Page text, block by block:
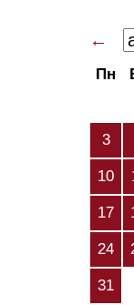
←
Пн
3
10
17
24
31